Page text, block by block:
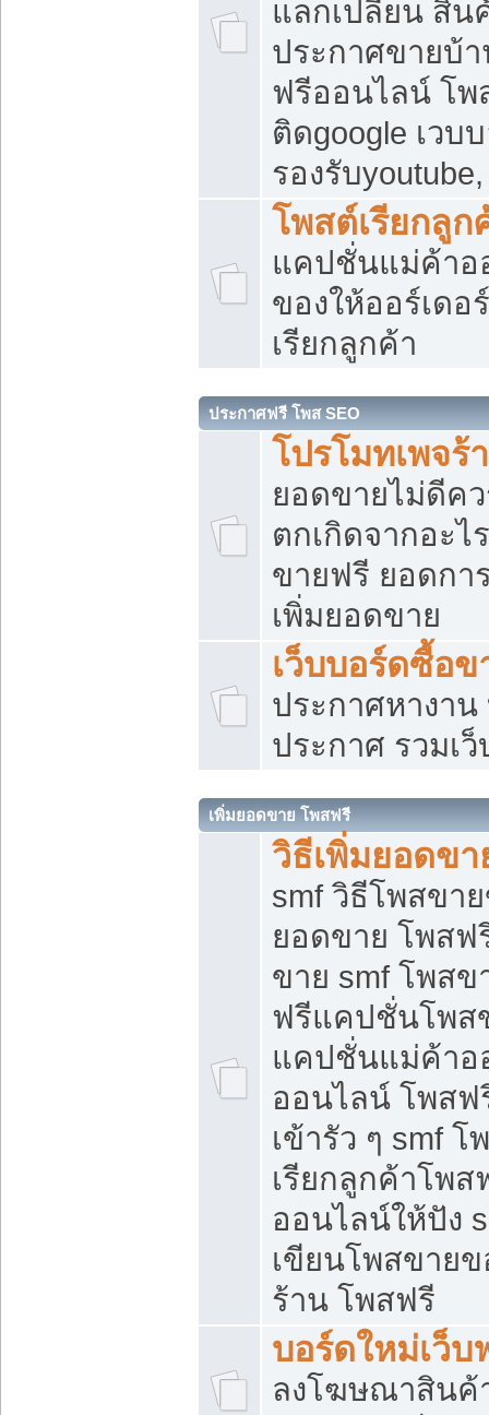
แลกเปลี่ยน สิน
ประกาศขายบ้
ฟรีออนไลน์ โพ
ติดgoogle เวบ
รองรับ
โพสต์เรียกลูก
แคปชั่นแม่ค้าอ
ของให้ออร์เดอ
เรียกลูกค้า
ประกาศฟรี โพส SEO
โปรโมทเพจร้
ยอดขายไม่ดีค
ตกเกิดจากอะไ
ขายฟรี ยอดกา
เพิ่มยอดขาย
เว็บบอร์ดซื้อข
ประกาศหางาน
ประกาศ รวมเ
เพิ่มยอดขาย โพสฟรี
วิธีเพิ่มยอดข
smf วิธีโพสขา
ยอดขาย โพสฟ
ขาย smf โพส
ฟรีแคปชั่นโพส
แคปชั่นแม่ค้า
ออนไลน์ โพสฟ
เข้ารัว ๆ smf
เรียกลูกค้าโพส
ออนไลน์ให้ปัง
เขียนโพสขาย
ร้าน โพสฟรี
บอร์ดใหม่เว็บ
ลงโฆษณาสิน